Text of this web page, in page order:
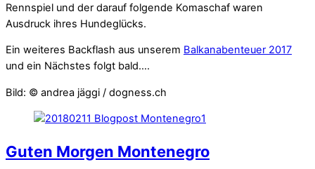
Rennspiel und der darauf folgende Komaschaf waren
Ausdruck ihres Hundeglücks.
Ein weiteres Backflash aus unserem Balkanabenteuer 2017
und ein Nächstes folgt bald….
Bild: © andrea jäggi / dogness.ch
Guten Morgen Montenegro